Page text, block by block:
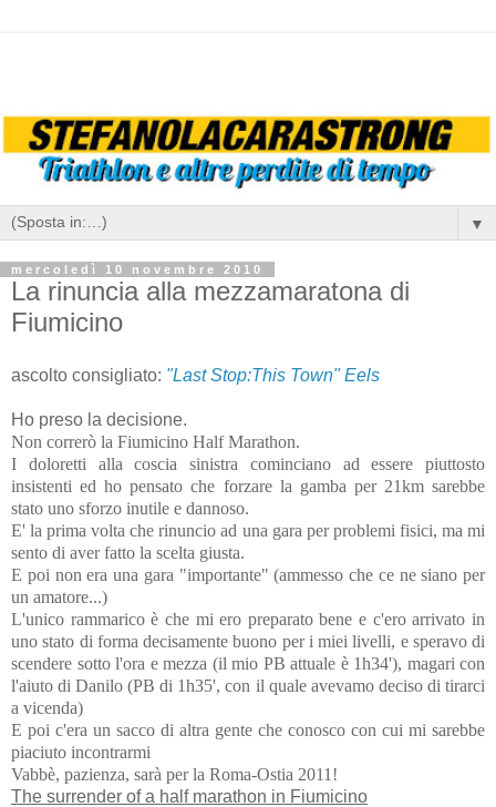
▼
mercoledì 10 novembre 2010
La rinuncia alla mezzamaratona di
Fiumicino
ascolto consigliato: "Last Stop:This Town" Eels
Ho preso la decisione.
Non correrò la Fiumicino Half Marathon.
I doloretti alla coscia sinistra cominciano ad essere piuttosto
insistenti ed ho pensato che forzare la gamba per 21km sarebbe
stato uno sforzo inutile e dannoso.
E' la prima volta che rinuncio ad una gara per problemi fisici, ma mi
sento di aver fatto la scelta giusta.
E poi non era una gara "importante" (ammesso che ce ne siano per
un amatore...)
L'unico rammarico è che mi ero preparato bene e c'ero arrivato in
uno stato di forma decisamente buono per i miei livelli, e speravo di
scendere sotto l'ora e mezza (il mio PB attuale è 1h34'), magari con
l'aiuto di Danilo (PB di 1h35', con il quale avevamo deciso di tirarci
a vicenda)
E poi c'era un sacco di altra gente che conosco con cui mi sarebbe
piaciuto incontrarmi
Vabbè, pazienza, sarà per la Roma-Ostia 2011!
The surrender of a half marathon in Fiumicino